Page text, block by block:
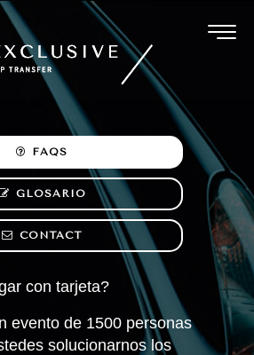
FAQS
GLOSARIO
CONTACT
con tarjeta?
evento de 1500 personas
solucionarnos los